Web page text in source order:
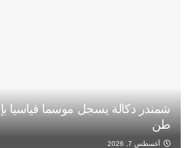
طن
أغسطس 7, 2026